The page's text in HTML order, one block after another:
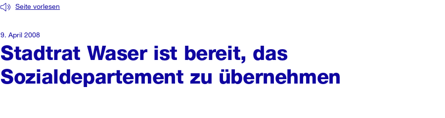
Stadtrat Waser ist bereit, das
Sozialdepartement zu übernehmen
Seite vorlesen
9. April 2008